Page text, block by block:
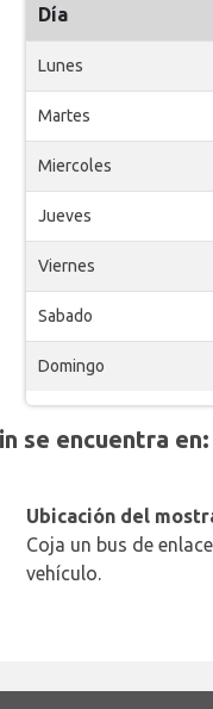
Día
Lunes
Martes
Miercoles
Jueves
Viernes
Sabado
Domingo
se encuentra en:
Ubicación del
Coja un bus de
vehículo.